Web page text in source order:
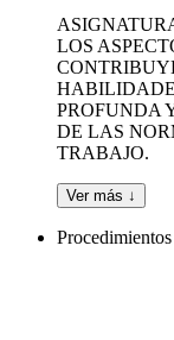
LOS
PROFUNDA
DE LAS
TRABAJO.
Ver más ↓
Procedimientos